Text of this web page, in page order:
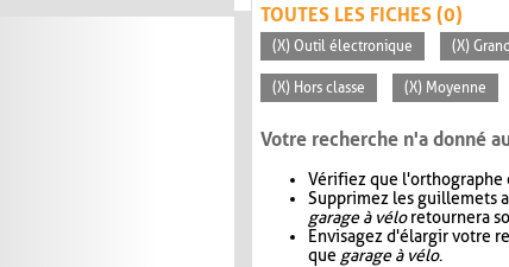
TOUTES LES FICHES (0)
(X) Outil électronique (X)
(X) Hors classe (X) Moyenne
Votre recherche n'a donné
Vérifiez que l'orthographe
Supprimez les guillemets
garage à véloretournera
Envisagez d'élargir votre
que garage à vélo.